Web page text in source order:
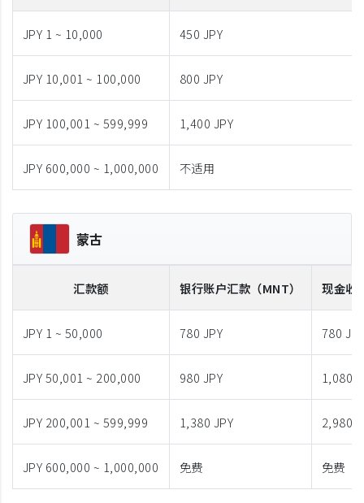
JPY 1 ~ 10,000 450 JPY
JPY 10,001 ~ 100,000 800 JPY
JPY 100,001 ~ 599,999 1,400 JPY
JPY 600,000 ~ 1,000,000 不适用
蒙古
汇款额 银行账户汇款 （MNT） 现金收
JPY 1 ~ 50,000 780 JPY 780
JPY 50,001 ~ 200,000 980 JPY 1,080
JPY 200,001 ~ 599,999 1,380 JPY 2,980
JPY 600,000 ~ 1,000,000 免费 免费